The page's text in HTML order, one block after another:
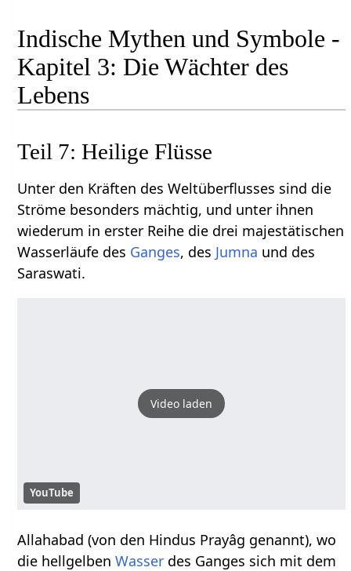
Indische Mythen und Symbole -
Kapitel 3: Die Wächter des
Lebens
Teil 7: Heilige Flüsse
Unter den Kräften des Weltüberflusses sind die
Ströme besonders mächtig, und unter ihnen
wiederum in erster Reihe die drei majestätischen
Wasserläufe des Ganges, des Jumna und des
Saraswati.
Video laden
YouTube
Allahabad (von den Hindus Prayâg genannt), wo
die hellgelbenWasser des Ganges sich mit dem